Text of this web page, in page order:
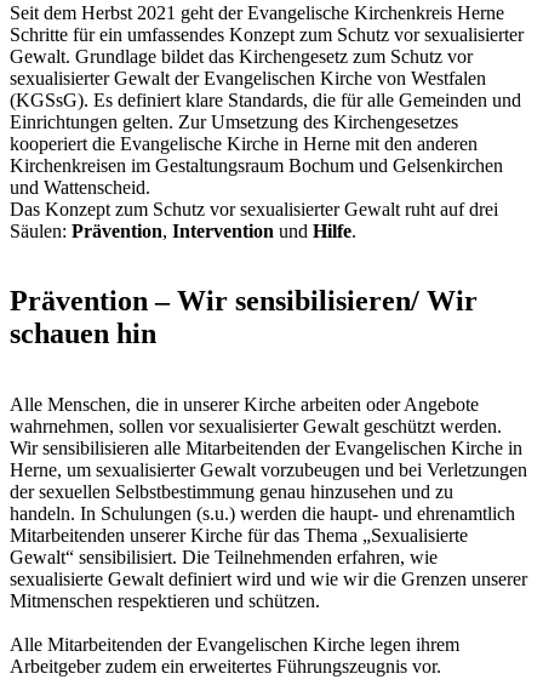
Seit dem Herbst 2021 geht der Evangelische Kirchenkreis Herne
Schritte für ein umfassendes Konzept zum Schutz vor sexualisierter
Gewalt. Grundlage bildet das Kirchengesetz zum Schutz vor
sexualisierter Gewalt der Evangelischen Kirche von Westfalen
(KGSsG). Es definiert klare Standards, die für alle Gemeinden und
Einrichtungen gelten. Zur Umsetzung des Kirchengesetzes
kooperiert die Evangelische Kirche in Herne mit den anderen
Kirchenkreisen im Gestaltungsraum Bochum und Gelsenkirchen
und Wattenscheid.
Das Konzept zum Schutz vor sexualisierter Gewalt ruht auf drei
Säulen: Prävention, Intervention und Hilfe.
Prävention – Wir sensibilisieren/ Wir
schauen hin
Alle Menschen, die in unserer Kirche arbeiten oder Angebote
wahrnehmen, sollen vor sexualisierter Gewalt geschützt werden.
Wir sensibilisieren alle Mitarbeitenden der Evangelischen Kirche in
Herne, um sexualisierter Gewalt vorzubeugen und bei Verletzungen
der sexuellen Selbstbestimmung genau hinzusehen und zu
handeln. In Schulungen (s.u.) werden die haupt- und ehrenamtlich
Mitarbeitenden unserer Kirche für das Thema „Sexualisierte
Gewalt“ sensibilisiert. Die Teilnehmenden erfahren, wie
sexualisierte Gewalt definiert wird und wie wir die Grenzen unserer
Mitmenschen respektieren und schützen.
Alle Mitarbeitenden der Evangelischen Kirche legen ihrem
Arbeitgeber zudem ein erweitertes Führungszeugnis vor.